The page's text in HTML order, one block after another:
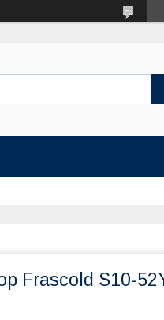
Frascold S10-